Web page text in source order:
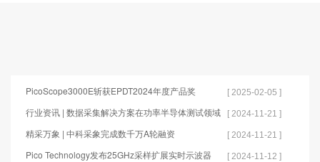
PicoScope3000E斩获EPDT2024年度产品奖 [ 2025-02-05 ]
行业资讯 | 数据采集解决方案在功率半导体测试领域
的应用
[ 2024-11-21 ]
精采万象 | 中科采象完成数千万A轮融资 [ 2024-11-21 ]
Pico Technology发布25GHz采样扩展实时示波器 [ 2024-11-12 ]